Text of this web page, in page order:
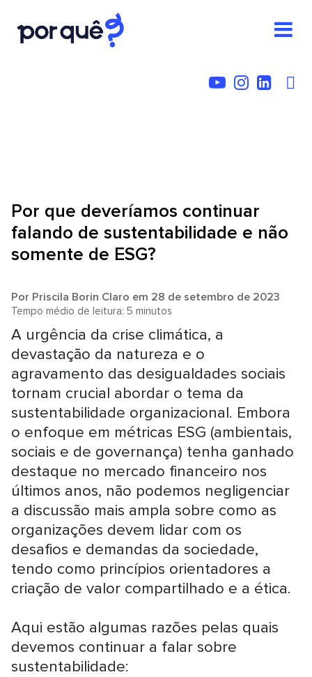
Por que deveríamos continuar
falando de sustentabilidade e não
somente de ESG?
Por Priscila Borin Claro em 28 de setembro de 2023
Tempo médio de leitura: 5 minutos
A urgência da crise climática, a
devastação da natureza e o
agravamento das desigualdades sociais
tornam crucial abordar o tema da
sustentabilidade organizacional. Embora
o enfoque em métricas ESG (ambientais,
sociais e de governança) tenha ganhado
destaque no mercado financeiro nos
últimos anos, não podemos negligenciar
a discussão mais ampla sobre como as
organizações devem lidar com os
desafios e demandas da sociedade,
tendo como princípios orientadores a
criação de valor compartilhado e a ética.
Aqui estão algumas razões pelas quais
devemos continuar a falar sobre
sustentabilidade: